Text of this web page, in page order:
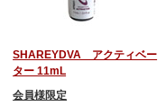
SHAREYDVA アクティベー
ター 11mL
会員様限定